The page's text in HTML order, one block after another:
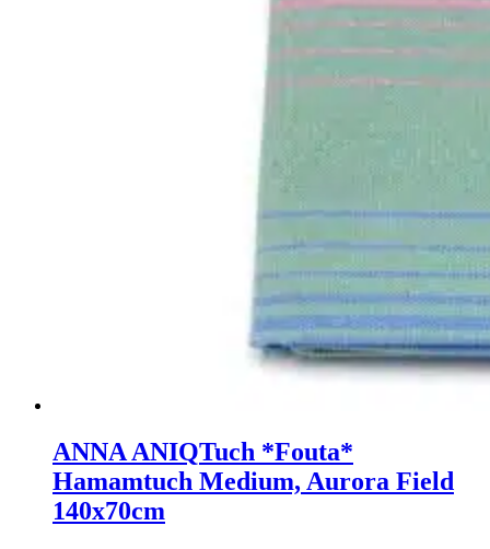
ANNA ANIQTuch *Fouta*
Hamamtuch Medium, Aurora Field
140x70cm